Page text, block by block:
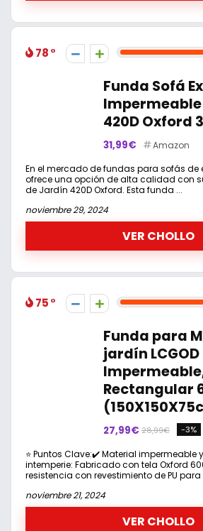
78
Funda Sofá
Impermeable
420D Oxford
31,99€
Amazon
En el mercado de fundas para sofás de
ofrece una opción de alta calidad con
de Jardín 420D Oxford. Esta funda ...
noviembre 29, 2024
VER CHOLLO
75
Funda para
jardín LCGOD
Rectangular
27,99€ 28,99€ -3%
⭐ Puntos Clave:✔️ Material impermeable
intemperie: Fabricado con tela Oxford
resistencia con revestimiento de PU para
noviembre 21, 2024
VER CHOLLO